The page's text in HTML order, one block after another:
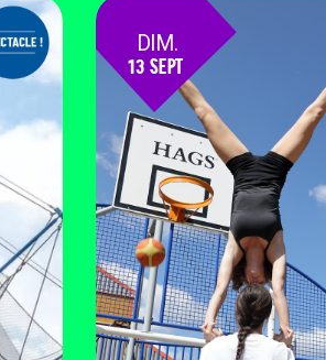
DIM.
13 SEPT